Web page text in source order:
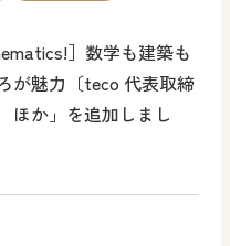
］数学も建築も
が魅力〔teco 代表取締
か」を追加しまし